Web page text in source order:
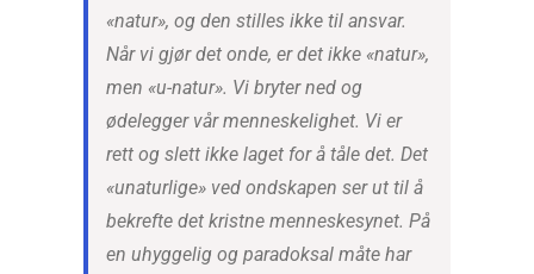
«natur», og den stilles ikke til ansvar.
Når vi gjør det onde, er det ikke «natur»,
men «u-natur». Vi bryter ned og
ødelegger vår menneskelighet. Vi er
rett og slett ikke laget for å tåle det. Det
«unaturlige» ved ondskapen ser ut til å
bekrefte det kristne menneskesynet. På
en uhyggelig og paradoksal måte har